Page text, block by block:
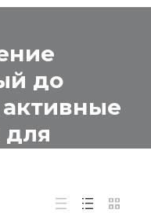
до
для